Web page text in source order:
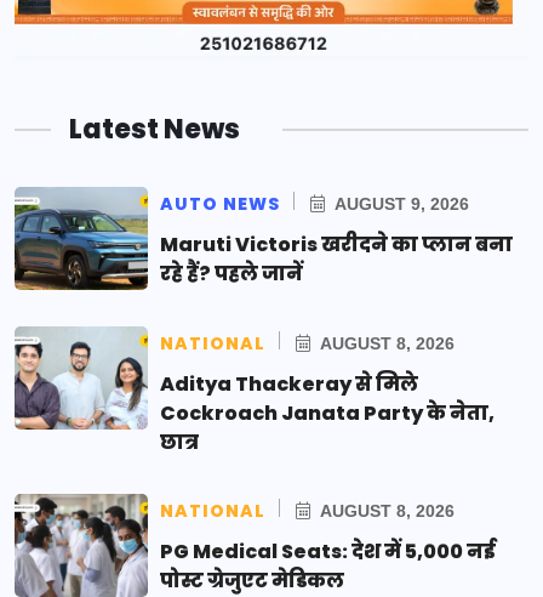
Latest News
AUTO NEWS AUGUST 9, 2026
Maruti Victoris खरीदने का प्लान बना
रहे हैं? पहले जानें
NATIONAL AUGUST 8, 2026
Aditya Thackeray से मिले
Cockroach Janata Party के नेता,
छात्र
NATIONAL AUGUST 8, 2026
PG Medical Seats: देश में 5,000 नई
पोस्ट ग्रेजुएट मेडिकल